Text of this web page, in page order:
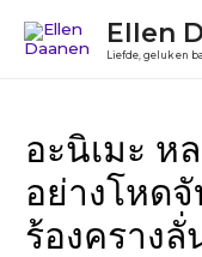
Ellen
Liefde, geluk en
อะนิเมะ ห
อย่างโหด
ร้องครางลั่